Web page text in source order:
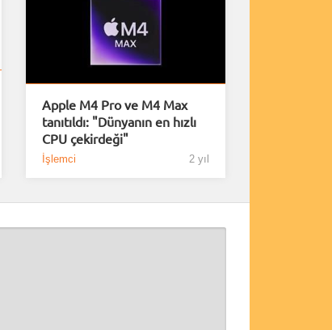
Apple M4 Pro ve M4 Max
tanıtıldı: "Dünyanın en hızlı
CPU çekirdeği"
İşlemci 2 yıl